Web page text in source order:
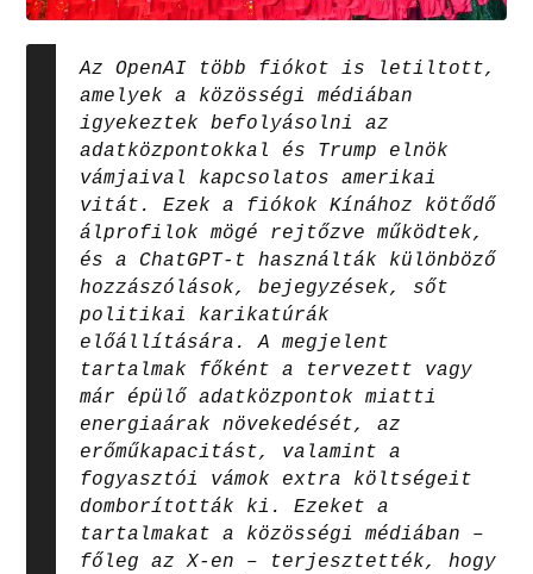
Az OpenAI több fiókot is letiltott,
amelyek a közösségi médiában
igyekeztek befolyásolni az
adatközpontokkal és Trump elnök
vámjaival kapcsolatos amerikai
vitát. Ezek a fiókok Kínához kötődő
álprofilok mögé rejtőzve működtek,
és a ChatGPT-t használták különböző
hozzászólások, bejegyzések, sőt
politikai karikatúrák
előállítására. A megjelent
tartalmak főként a tervezett vagy
már épülő adatközpontok miatti
energiaárak növekedését, az
erőműkapacitást, valamint a
fogyasztói vámok extra költségeit
domborították ki. Ezeket a
tartalmakat a közösségi médiában –
főleg az X-en – terjesztették, hogy